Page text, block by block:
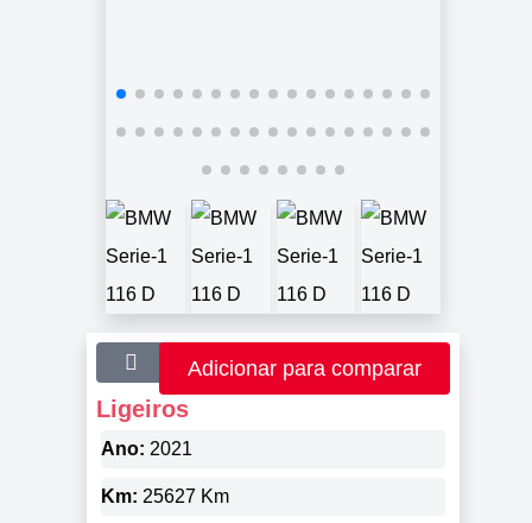
Adicionar para comparar
Ligeiros
Ano: 2021
Km: 25627 Km